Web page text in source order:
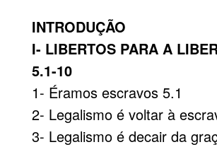
INTRODUÇÃO
I- LIBERTOS PARA A
5.1-10
1- Éramos escravos 5.1
2- Legalismo é voltar à
3- Legalismo é decair da